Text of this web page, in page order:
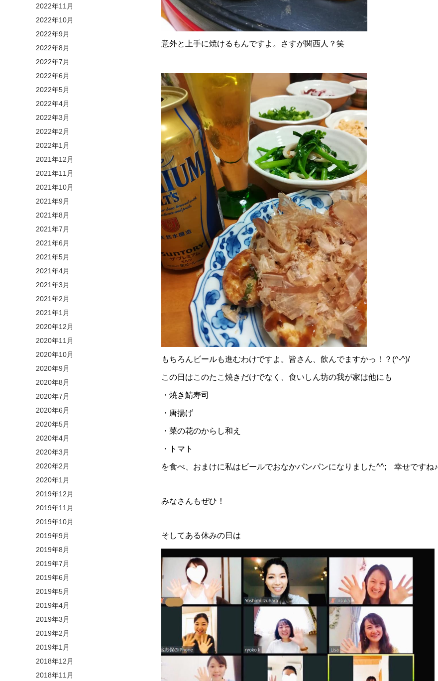
意外と上手に焼けるもんですよ。さすが関西人？笑
もちろんビールも進むわけですよ。皆さん、飲んでますかっ！？(^-^)/
この日はこのたこ焼きだけでなく、食いしん坊の我が家は他にも
・焼き鯖寿司
・唐揚げ
・菜の花のからし和え
・トマト
を食べ、おまけに私はビールでおなかパンパンになりました^^; 幸せですね♪
みなさんもぜひ！
そしてある休みの日は
2022年11月
2022年10月
2022年9月
2022年8月
2022年7月
2022年6月
2022年5月
2022年4月
2022年3月
2022年2月
2022年1月
2021年12月
2021年11月
2021年10月
2021年9月
2021年8月
2021年7月
2021年6月
2021年5月
2021年4月
2021年3月
2021年2月
2021年1月
2020年12月
2020年11月
2020年10月
2020年9月
2020年8月
2020年7月
2020年6月
2020年5月
2020年4月
2020年3月
2020年2月
2020年1月
2019年12月
2019年11月
2019年10月
2019年9月
2019年8月
2019年7月
2019年6月
2019年5月
2019年4月
2019年3月
2019年2月
2019年1月
2018年12月
2018年11月